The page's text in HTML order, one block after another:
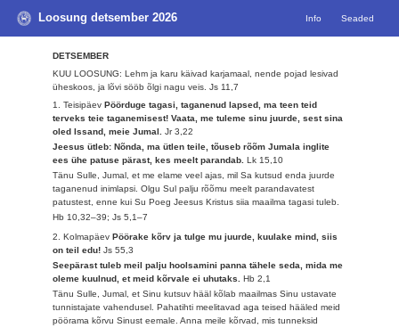
Loosung detsember 2026 Info Seaded
DETSEMBER
KUU LOOSUNG: Lehm ja karu käivad karjamaal, nende pojad lesivad
üheskoos, ja lõvi sööb õlgi nagu veis.Js 11,7
1. TeisipäevPöörduge tagasi, taganenud lapsed, ma teen teid
terveks teie taganemisest! Vaata, me tuleme sinu juurde, sest sina
oled Issand, meie Jumal.Jr 3,22
Jeesus ütleb: Nõnda, ma ütlen teile, tõuseb rõõm Jumala inglite
ees ühe patuse pärast, kes meelt parandab.Lk 15,10
Tänu Sulle, Jumal, et me elame veel ajas, mil Sa kutsud enda juurde
taganenud inimlapsi. Olgu Sul palju rõõmu meelt parandavatest
patustest, enne kui Su Poeg Jeesus Kristus siia maailma tagasi tuleb.
Hb 10,32–39; Js 5,1–7
2. KolmapäevPöörake kõrv ja tulge mu juurde, kuulake mind, siis
on teil edu!Js 55,3
Seepärast tuleb meil palju hoolsamini panna tähele seda, mida me
oleme kuulnud, et meid kõrvale ei uhutaks.Hb 2,1
Tänu Sulle, Jumal, et Sinu kutsuv hääl kõlab maailmas Sinu ustavate
tunnistajate vahendusel. Pahatihti meelitavad aga teised hääled meid
pöörama kõrvu Sinust eemale. Anna meile kõrvad, mis tunneksid